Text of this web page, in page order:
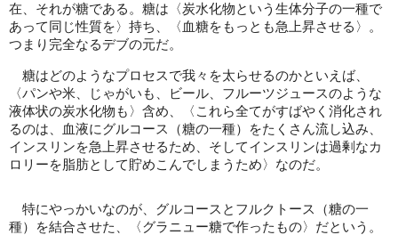
在、それが糖である。糖は〈炭水化物という生体分子の一種で
あって同じ性質を〉持ち、〈血糖をもっとも急上昇させる〉。
つまり完全なるデブの元だ。
糖はどのようなプロセスで我々を太らせるのかといえば、
〈パンや米、じゃがいも、ビール、フルーツジュースのような
液体状の炭水化物も〉含め、〈これら全てがすばやく消化され
るのは、血液にグルコース（糖の一種）をたくさん流し込み、
インスリンを急上昇させるため、そしてインスリンは過剰なカ
ロリーを脂肪として貯めこんでしまうため〉なのだ。
特にやっかいなのが、グルコースとフルクトース（糖の一
種）を結合させた、〈グラニュー糖で作ったもの〉だという。